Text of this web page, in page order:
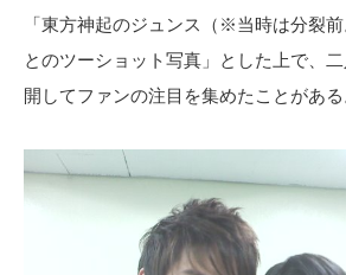
「東方神起のジュンス（※当時は分裂前
とのツーショット写真」とした上で、
開してファンの注目を集めたことがある